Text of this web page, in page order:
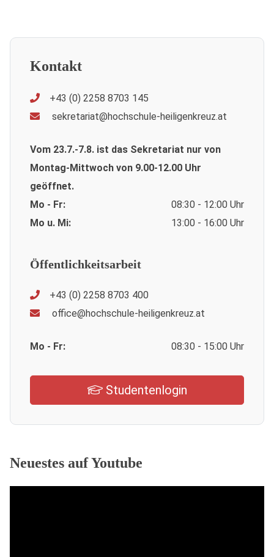
Kontakt
+43 (0) 2258 8703 145
sekretariat@hochschule-heiligenkreuz.at
Vom 23.7.-7.8. ist das Sekretariat nur von
Montag-Mittwoch von 9.00-12.00 Uhr
geöffnet.
Mo - Fr:
08:30 - 12:00 Uhr
Mo u. Mi:
13:00 - 16:00 Uhr
Öffentlichkeitsarbeit
+43 (0) 2258 8703 400
office@hochschule-heiligenkreuz.at
Mo - Fr: 08:30 - 15:00 Uhr
Studentenlogin
Neuestes auf Youtube